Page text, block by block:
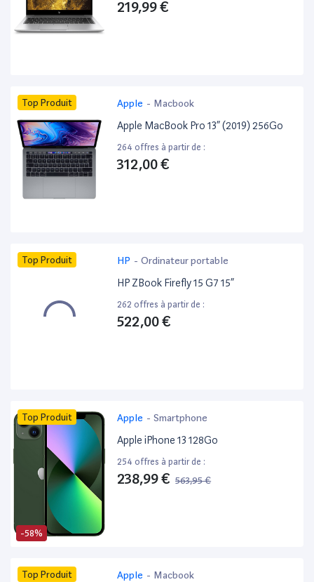
219,99 €
Top Produit Apple - Macbook
Apple MacBook Pro 13” (2019) 256Go
264 offres à partir de :
312,00 €
Top Produit HP - Ordinateur portable
HP ZBook Firefly 15 G7 15”
262 offres à partir de :
522,00 €
-58%
Top Produit Apple - Smartphone
Apple iPhone 13 128Go
254 offres à partir de :
238,99 € 563,95 €
Top Produit Apple - Macbook